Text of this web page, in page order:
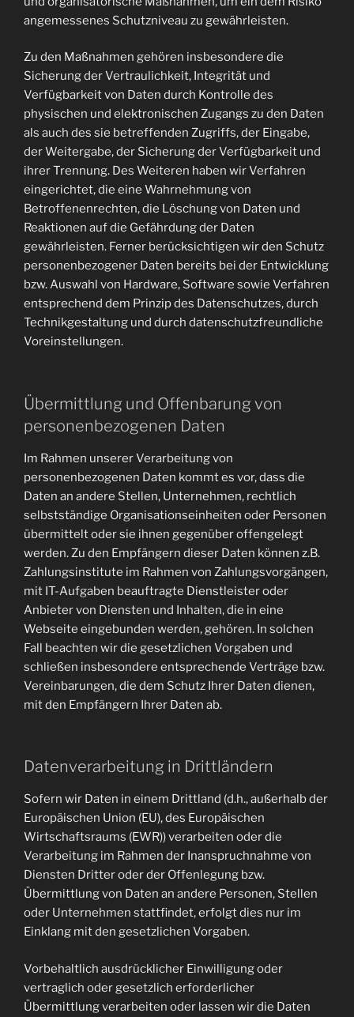
angemessenes Schutzniveau zu gewährleisten.
Zu den Maßnahmen gehören insbesondere die
Sicherung der Vertraulichkeit, Integrität und
Verfügbarkeit von Daten durch Kontrolle des
physischen und elektronischen Zugangs zu den Daten
als auch des sie betreffenden Zugriffs, der Eingabe,
der Weitergabe, der Sicherung der Verfügbarkeit und
ihrer Trennung. Des Weiteren haben wir Verfahren
eingerichtet, die eine Wahrnehmung von
Betroffenenrechten, die Löschung von Daten und
Reaktionen auf die Gefährdung der Daten
gewährleisten. Ferner berücksichtigen wir den Schutz
personenbezogener Daten bereits bei der Entwicklung
bzw. Auswahl von Hardware, Software sowie Verfahren
entsprechend dem Prinzip des Datenschutzes, durch
Technikgestaltung und durch datenschutzfreundliche
Voreinstellungen.
Übermittlung und Offenbarung von
personenbezogenen Daten
Im Rahmen unserer Verarbeitung von
personenbezogenen Daten kommt es vor, dass die
Daten an andere Stellen, Unternehmen, rechtlich
selbstständige Organisationseinheiten oder Personen
übermittelt oder sie ihnen gegenüber offengelegt
werden. Zu den Empfängern dieser Daten können z.B.
Zahlungsinstitute im Rahmen von Zahlungsvorgängen,
mit IT-Aufgaben beauftragte Dienstleister oder
Anbieter von Diensten und Inhalten, die in eine
Webseite eingebunden werden, gehören. In solchen
Fall beachten wir die gesetzlichen Vorgaben und
schließen insbesondere entsprechende Verträge bzw.
Vereinbarungen, die dem Schutz Ihrer Daten dienen,
mit den Empfängern Ihrer Daten ab.
Datenverarbeitung in Drittländern
Sofern wir Daten in einem Drittland (d.h., außerhalb der
Europäischen Union (EU), des Europäischen
Wirtschaftsraums (EWR)) verarbeiten oder die
Verarbeitung im Rahmen der Inanspruchnahme von
Diensten Dritter oder der Offenlegung bzw.
Übermittlung von Daten an andere Personen, Stellen
oder Unternehmen stattfindet, erfolgt dies nur im
Einklang mit den gesetzlichen Vorgaben.
Vorbehaltlich ausdrücklicher Einwilligung oder
vertraglich oder gesetzlich erforderlicher
Übermittlung verarbeiten oder lassen wir die Daten